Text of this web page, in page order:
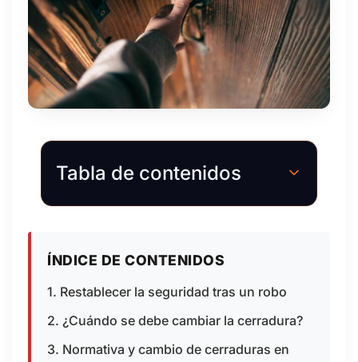
Tabla de contenidos
ÍNDICE DE CONTENIDOS
1. Restablecer la seguridad tras un robo
2. ¿Cuándo se debe cambiar la cerradura?
3. Normativa y cambio de cerraduras en